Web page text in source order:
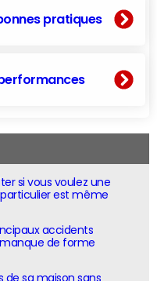
pratiques
si vous voulez une
est même
accidents
de forme
de sa maison sans